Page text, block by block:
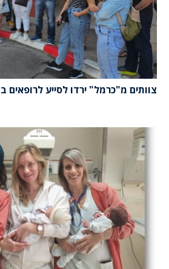
צוותים מ"כרמל" ירדו לסייע לרופאים